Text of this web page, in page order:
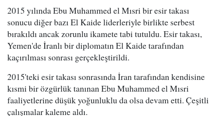
2015 yılında Ebu Muhammed el Mısri bir esir takası
sonucu diğer bazı El Kaide liderleriyle birlikte serbest
bırakıldı ancak zorunlu ikamete tabi tutuldu. Esir takası,
Yemen'de İranlı bir diplomatın El Kaide tarafından
kaçırılması sonrası gerçekleştirildi.
2015'teki esir takası sonrasında İran tarafından kendisine
kısmi bir özgürlük tanınan Ebu Muhammed el Mısri
faaliyetlerine düşük yoğunluklu da olsa devam etti. Çeşitli
çalışmalar kaleme aldı.